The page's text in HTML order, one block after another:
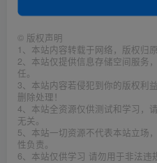
© 版权声明
1、本站内容转载于网络，版权归
2、本站仅提供信息存储空间服务
任。
3、本站内容若侵犯到你的版权利
删除处理！
4、本站全资源仅供测试和学习，
无关。
5、本站一切资源不代表本站立场
性负责。
6、本站仅供学习 请勿用于非法